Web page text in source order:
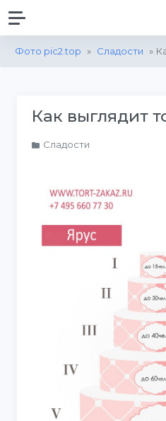
Фото pic2.top » Сладости »
Как выглядит
Сладости